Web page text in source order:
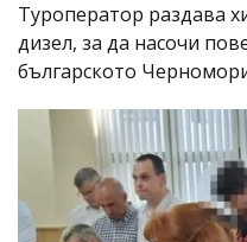
Туроператор раздава
дизел, за да насочи
българското